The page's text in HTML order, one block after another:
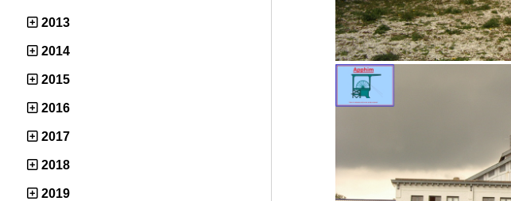
2013
2014
2015
2016
2017
2018
2019